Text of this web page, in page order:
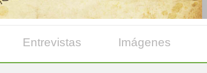
Entrevistas Imágenes